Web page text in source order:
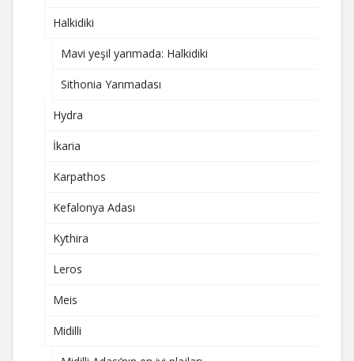
Halkidiki
Mavi yeşil yarımada: Halkidiki
Sithonia Yarımadası
Hydra
İkaria
Karpathos
Kefalonya Adası
Kythira
Leros
Meis
Midilli